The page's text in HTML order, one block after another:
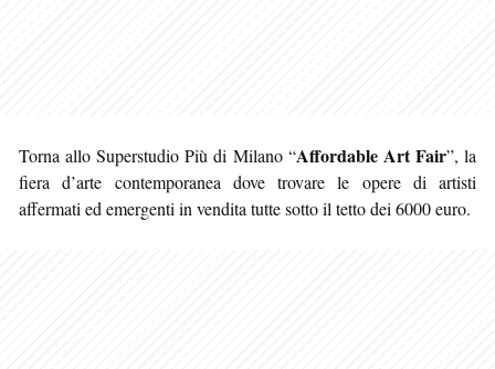
Torna allo Superstudio Più di Milano “Affordable Art Fair”, la
fiera d’arte contemporanea dove trovare le opere di artisti
affermati ed emergenti in vendita tutte sotto il tetto dei 6000 euro.